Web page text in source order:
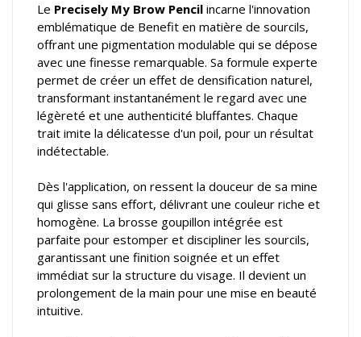
Le Precisely My Brow Pencil incarne l'innovation
emblématique de Benefit en matière de sourcils,
offrant une pigmentation modulable qui se dépose
avec une finesse remarquable. Sa formule experte
permet de créer un effet de densification naturel,
transformant instantanément le regard avec une
légèreté et une authenticité bluffantes. Chaque
trait imite la délicatesse d'un poil, pour un résultat
indétectable.
Dès l'application, on ressent la douceur de sa mine
qui glisse sans effort, délivrant une couleur riche et
homogène. La brosse goupillon intégrée est
parfaite pour estomper et discipliner les sourcils,
garantissant une finition soignée et un effet
immédiat sur la structure du visage. Il devient un
prolongement de la main pour une mise en beauté
intuitive.